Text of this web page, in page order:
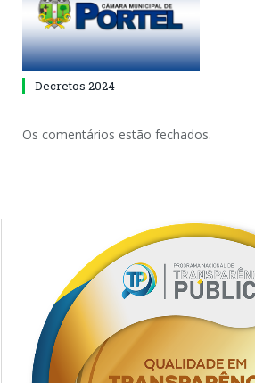
Decretos 2024
Os comentários estão fechados.